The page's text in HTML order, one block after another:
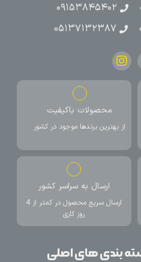
۰۹۱۵۳۸۴۵۴۰۲
۰۵۱۳۷۱۳۲۳۸۷
محصولات باکیفیت
از بهترین برندها موجود در کشور
ارسال به سراسر کشور
ارسال سریع محصول در کمتر از 4
روز کاری
بندی های اصلی